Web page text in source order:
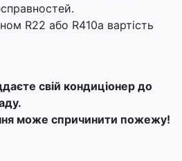
R22 або R410а вартість
свій кондиціонер до
може спричинити пожежу!